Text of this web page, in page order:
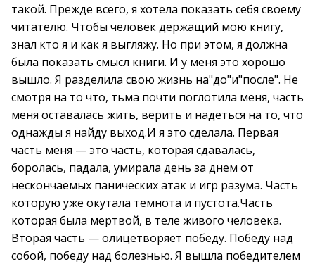
такой. Прежде всего, я хотела показать себя своему
читателю. Чтобы человек держащий мою книгу,
знал кто я и как я выгляжу. Но при этом, я должна
была показать смысл книги. И у меня это хорошо
вышло. Я разделила свою жизнь на"до"и"после". Не
смотря на то что, тьма почти поглотила меня, часть
меня оставалась жить, верить и надеться на то, что
однажды я найду выход.И я это сделала. Первая
часть меня — это часть, которая сдавалась,
боролась, падала, умирала день за днем от
нескончаемых панических атак и игр разума. Часть
которую уже окутала темнота и пустота.Часть
которая была мертвой, в теле живого человека.
Вторая часть — олицетворяет победу. Победу над
собой, победу над болезнью. Я вышла победителем